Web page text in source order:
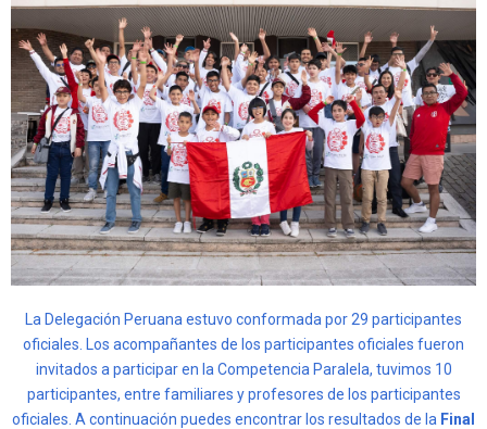
La Delegación Peruana estuvo conformada por 29 participantes
oficiales. Los acompañantes de los participantes oficiales fueron
invitados a participar en la Competencia Paralela, tuvimos 10
participantes, entre familiares y profesores de los participantes
oficiales. A continuación puedes encontrar los resultados de la Final